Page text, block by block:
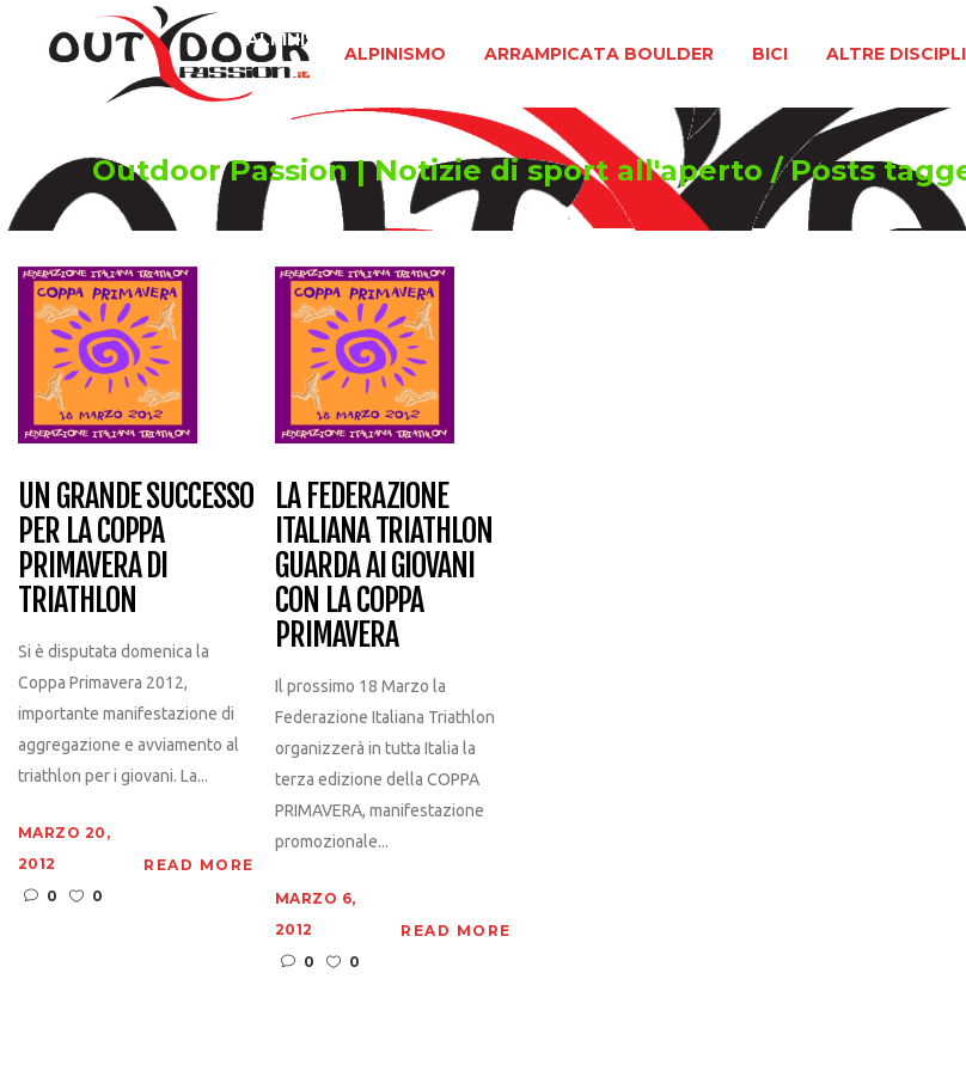
ALPINISMO ARRAMPICATA BOULDER BICI ALTRE
ALPINISMO
Outdoor Passion | Notizie di sport all'aperto /Posts
UN GRANDE SUCCESSO
PER LA COPPA
PRIMAVERA DI
TRIATHLON
Si è disputata domenica la
Coppa Primavera 2012,
importante manifestazione di
aggregazione e avviamento al
triathlon per i giovani. La...
MARZO 20,
2012
0
0
READ MORE
LA FEDERAZIONE
ITALIANA TRIATHLON
GUARDA AI GIOVANI
CON LA COPPA
PRIMAVERA
Il prossimo 18 Marzo la
Federazione Italiana Triathlon
organizzerà in tutta Italia la
terza edizione della COPPA
PRIMAVERA, manifestazione
promozionale...
MARZO 6,
2012
0
0
READ MORE